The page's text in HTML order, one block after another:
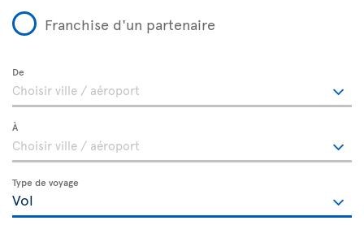
Franchise d'un partenaire
De
À
Type de voyage